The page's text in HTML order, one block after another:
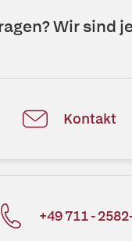
Wir sind
Kontakt
+49 711 -